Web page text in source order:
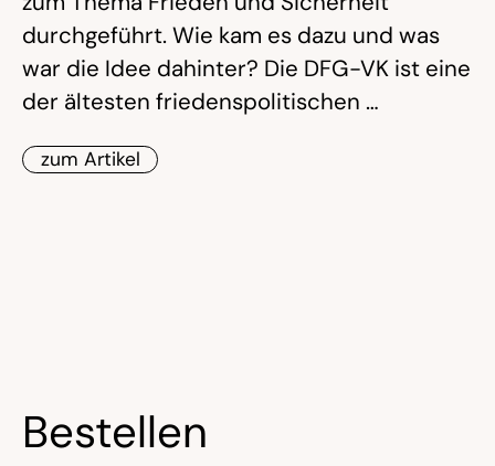
durchgeführt. Wie kam es dazu und was
war die Idee dahinter? Die DFG-VK ist eine
der ältesten friedenspolitischen …
zum Artikel
Bestellen